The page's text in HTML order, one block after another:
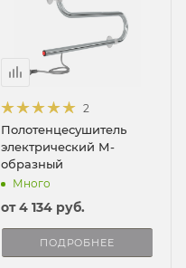
2
Полотенцесушитель
электрический М-
образный
Много
от4 134 руб.
ПОДРОБНЕЕ